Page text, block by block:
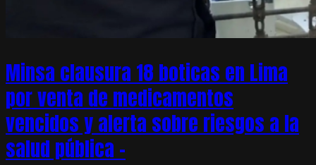
Minsa clausura 18 boticas en Lima
por venta de medicamentos
vencidos y alerta sobre riesgos a la
salud pública –